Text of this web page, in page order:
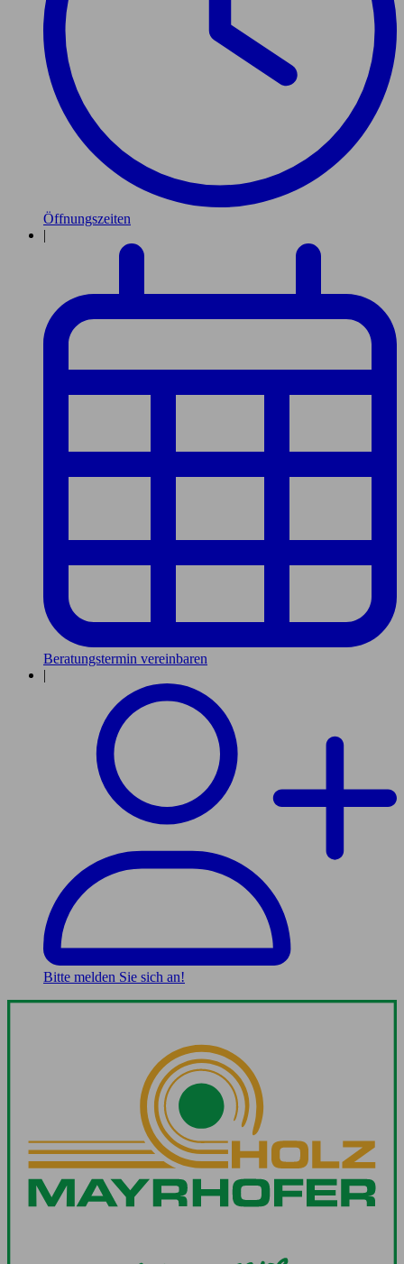
Öffnungszeiten
|
Beratungstermin vereinbaren
|
Bitte melden Sie sich an!